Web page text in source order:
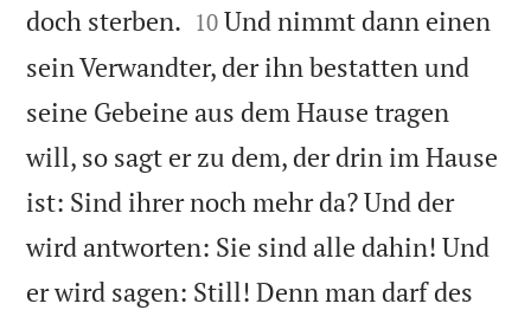
doch sterben. 

10 Und nimmt dann einen
sein Verwandter, der ihn bestatten und
seine Gebeine aus dem Hause tragen
will, so sagt er zu dem, der drin im Hause
ist: Sind ihrer noch mehr da? Und der
wird antworten: Sie sind alle dahin! Und
er wird sagen: Still! Denn man darf des